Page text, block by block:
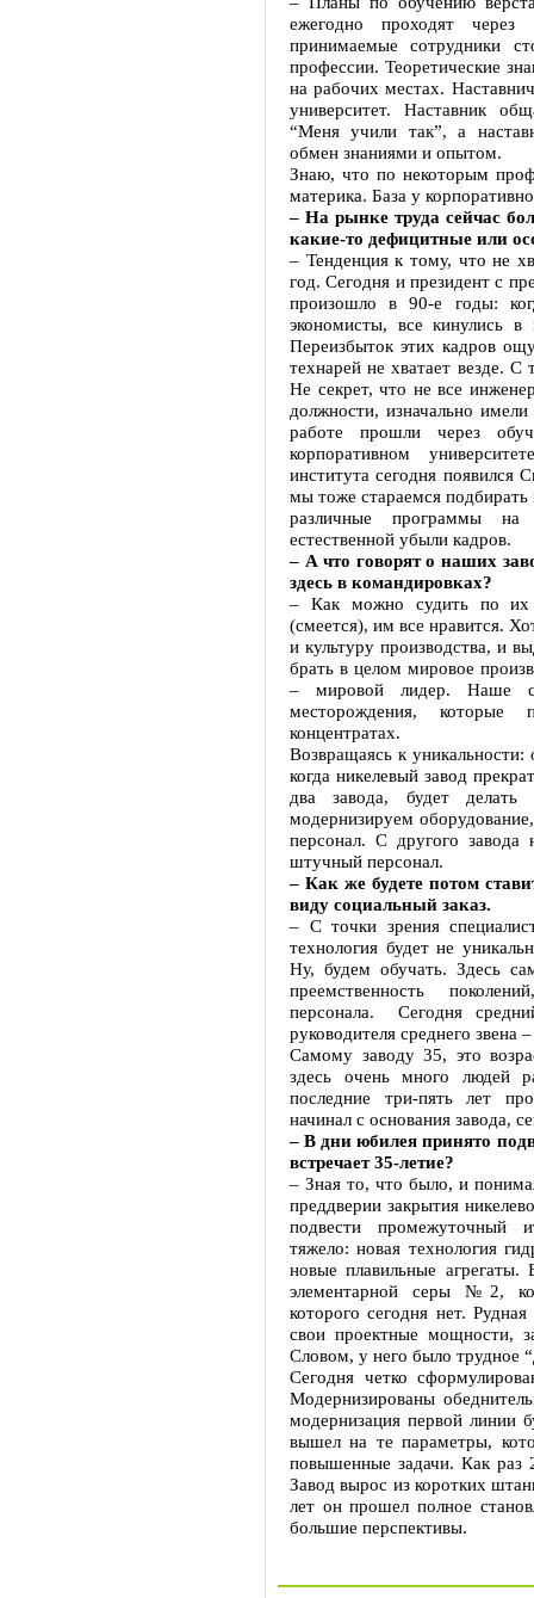
ежегодно проходят через
принимаемые сотрудники
профессии. Теоретические
на рабочих местах.
университет. Наставник
“Меня учили так”, а
обмен знаниями и опытом.
Знаю, что по некоторым
материка. База у
– На рынке труда сейчас
какие-то дефицитные или
– Тенденция к тому, что не
год. Сегодня и президент с
произошло в 90-е годы:
экономисты, все кинулись в
Переизбыток этих кадров
технарей не хватает везде.
Не секрет, что не все
должности, изначально
работе прошли через
корпоративном
института сегодня появился
мы тоже стараемся
различные программы на
естественной убыли кадров.
– А что говорят о наших
здесь в командировках?
– Как можно судить по их
(смеется), им все нравится.
и культуру производства, и
брать в целом мировое
– мировой лидер. Наше
месторождения,
концентратах.
Возвращаясь к
когда никелевый завод
два завода, будет
модернизируем
персонал. С другого
штучный персонал.
– Как же будете потом
виду социальный заказ.
– С точки зрения
технология будет не
Ну, будем обучать. Здесь
преемственность
персонала. Сегодня
руководителя среднего звена
Самому заводу 35, это
здесь очень много людей
последние три-пять лет
начинал с основания завода,
– В дни юбилея принято
встречает 35-летие?
– Зная то, что было, и
преддверии закрытия
подвести промежуточный
тяжело: новая технология
новые плавильные
элементарной серы №2,
которого сегодня нет.
свои проектные мощности,
Словом, у него было трудное
Сегодня четко
Модернизированы
модернизация первой линии
вышел на те параметры,
повышенные задачи. Как раз
Завод вырос из коротких
лет он прошел полное
большие перспективы.